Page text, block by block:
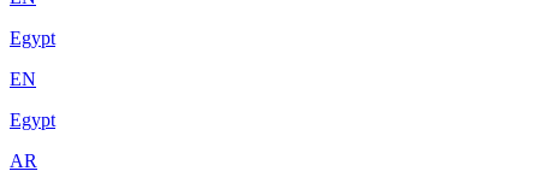
Egypt
EN
Egypt
AR